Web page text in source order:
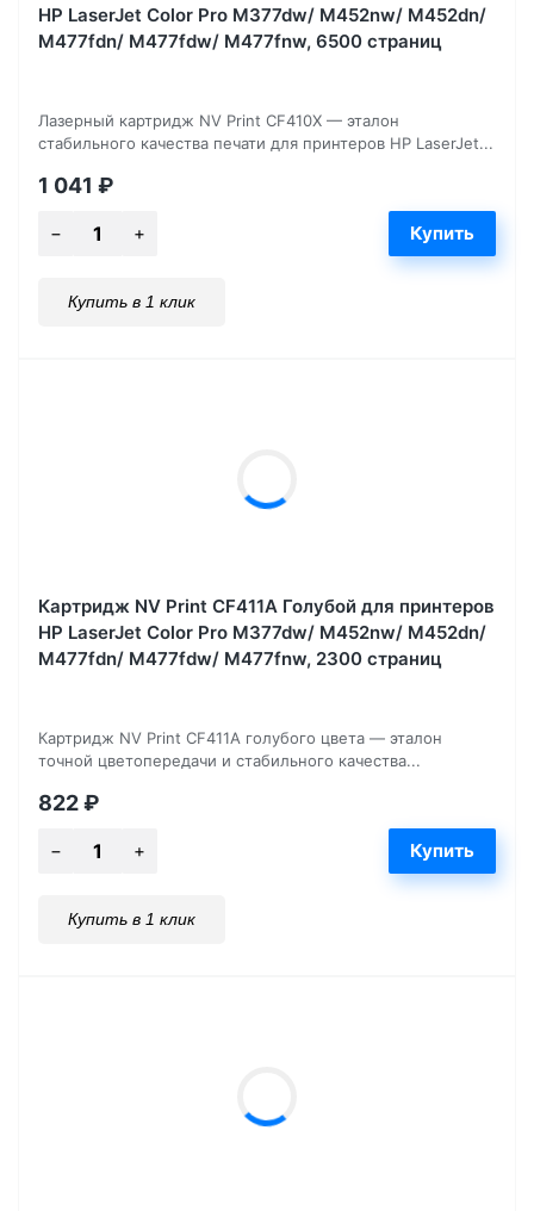
HP LaserJet Color Pro M377dw/ M452nw/ M452dn/
M477fdn/ M477fdw/ M477fnw, 6500 страниц
Лазерный картридж NV Print CF410X — эталон
стабильного качества печати для принтеров HP LaserJet...
1 041 ₽
Купить в 1 клик
Картридж NV Print CF411A Голубой для принтеров
HP LaserJet Color Pro M377dw/ M452nw/ M452dn/
M477fdn/ M477fdw/ M477fnw, 2300 страниц
Картридж NV Print CF411A голубого цвета — эталон
точной цветопередачи и стабильного качества...
822₽
Купить в 1 клик